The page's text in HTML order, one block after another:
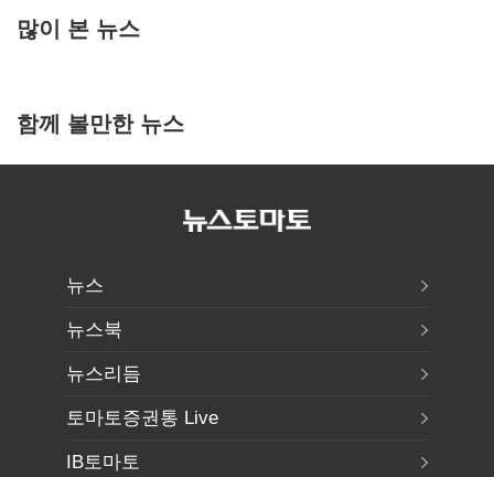
많이 본 뉴스
함께 볼만한 뉴스
뉴스
뉴스북
뉴스리듬
토마토증권통 Live
IB토마토